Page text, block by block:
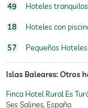
49 Hoteles
18 Hoteles con
57 Pequeños
Islas Baleares: Otros
Finca Hotel Rural Es
Ses Salines, España